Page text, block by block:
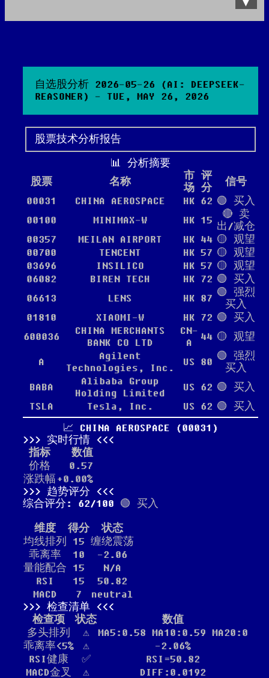
自选股分析 2026-05-26 (AI: DEEPSEEK-
REASONER) - TUE, MAY 26, 2026
股票技术分析报告
📊 分析摘要
股票
名称
市
场
评
分
信号
00031
CHINA AEROSPACE HK 62 🟢 买入
00100
MINIMAX-W HK 15
🔴 卖
出/减仓
00357
MEILAN AIRPORT HK 44 🟡 观望
00700
TENCENT HK 57 🟡 观望
03696
INSILICO HK 57 🟡 观望
06082
BIREN TECH HK 72 🟢 买入
06613
LENS HK 87 🟢 强烈
买入
01810
XIAOMI-W HK 72 🟢 买入
600036
CHINA MERCHANTS
BANK CO LTD
CN-
A
44 🟡 观望
A
Agilent
Technologies, Inc.
US 80 🟢 强烈
买入
BABA
Alibaba Group
Holding Limited
US 62 🟢 买入
TSLA
Tesla, Inc. US 62 🟢 买入
📈 CHINA AEROSPACE (00031)
实时行情
指标
数值
价格
0.57
涨跌幅 +0.00%
趋势评分
综合评分: 62/100 🟢 买入
维度 得分
状态
均线排列
15 缠绕震荡
乖离率
10
-2.06
量能配合 15
N/A
RSI
15
50.82
MACD
7
neutral
检查清单
检查项
状态
数值
多头排列
⚠️
MA5:0.58 MA10:0.59 MA20:0
乖离率<5%
⚠️
-2.06%
RSI健康
✅
RSI=50.82
MACD金叉
⚠️
DIFF:0.0192